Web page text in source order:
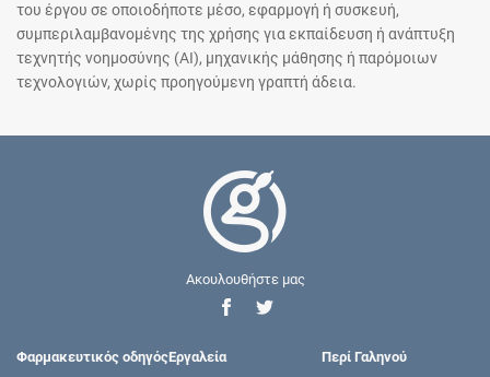
του έργου σε οποιοδήποτε μέσο, εφαρμογή ή συσκευή,
συμπεριλαμβανομένης της χρήσης για εκπαίδευση ή ανάπτυξη
τεχνητής νοημοσύνης (AI), μηχανικής μάθησης ή παρόμοιων
τεχνολογιών, χωρίς προηγούμενη γραπτή άδεια.
Ακουλουθήστε μας
Φαρμακευτικός οδηγόςΕργαλεία Περί Γαληνού